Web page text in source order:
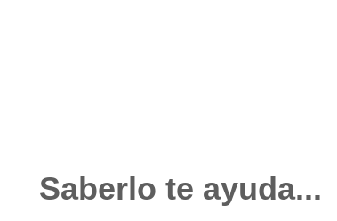
Saberlo te ayuda...